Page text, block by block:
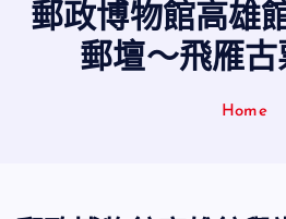
郵政博物館高雄
郵壇～飛雁古
Home